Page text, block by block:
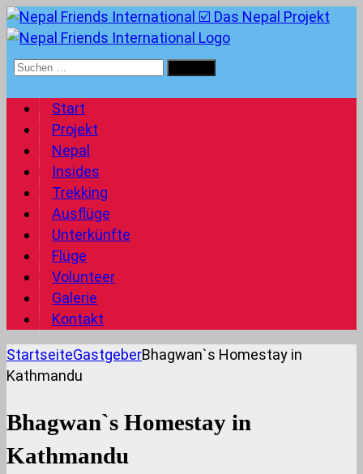
Suchen
Start
Projekt
Nepal
Insides
Trekking
Ausflüge
Unterkünfte
Flüge
Volunteer
Galerie
Kontakt
StartseiteGastgeberBhagwan`s Homestay in
Kathmandu
Bhagwan`s Homestay in
Kathmandu